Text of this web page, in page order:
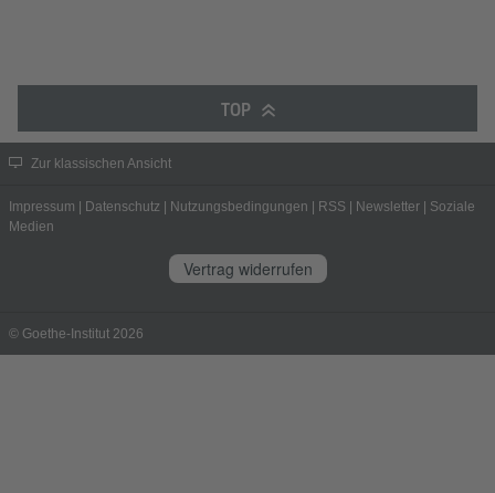
TOP
Zur klassischen Ansicht
Impressum | Datenschutz | Nutzungsbedingungen | RSS | Newsletter | Soziale
Medien
Vertrag widerrufen
© Goethe-Institut 2026